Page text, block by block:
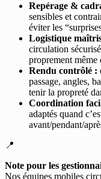
Repérage &
sensibles et
éviter les
Logistique
circulation
proprement même
Rendu contrôlé :
passage, angles,
tenir la propreté
Coordination
adaptés quand
avant/pendant/
📍
Note pour les
Nos équipes mobiles